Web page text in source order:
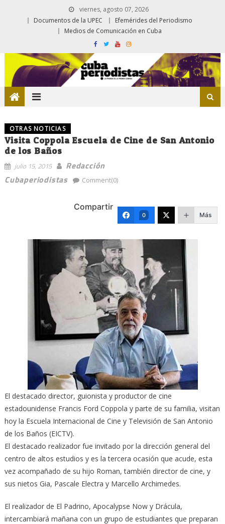
viernes, agosto 07, 2026
Documentos de la UPEC
Efemérides del Periodismo
Medios de Comunicación en Cuba
OTRAS NOTICIAS
Visita Coppola Escuela de Cine de San Antonio
de los Baños
julio 15, 2015
Redacción
Cubaperiodistas
Comment(0)
Compartir
0 Más
El destacado director, guionista y productor de cine
estadounidense Francis Ford Coppola y parte de su familia, visitan
hoy la Escuela Internacional de Cine y Televisión de San Antonio
de los Baños (EICTV).
El destacado realizador fue invitado por la dirección general del
centro de altos estudios y es la tercera ocasión que acude, esta
vez acompañado de su hijo Roman, también director de cine, y
sus nietos Gia, Pascale Electra y Marcello Archimedes.
El realizador de El Padrino, Apocalypse Now y Drácula,
intercambiará mañana con un grupo de estudiantes que preparan